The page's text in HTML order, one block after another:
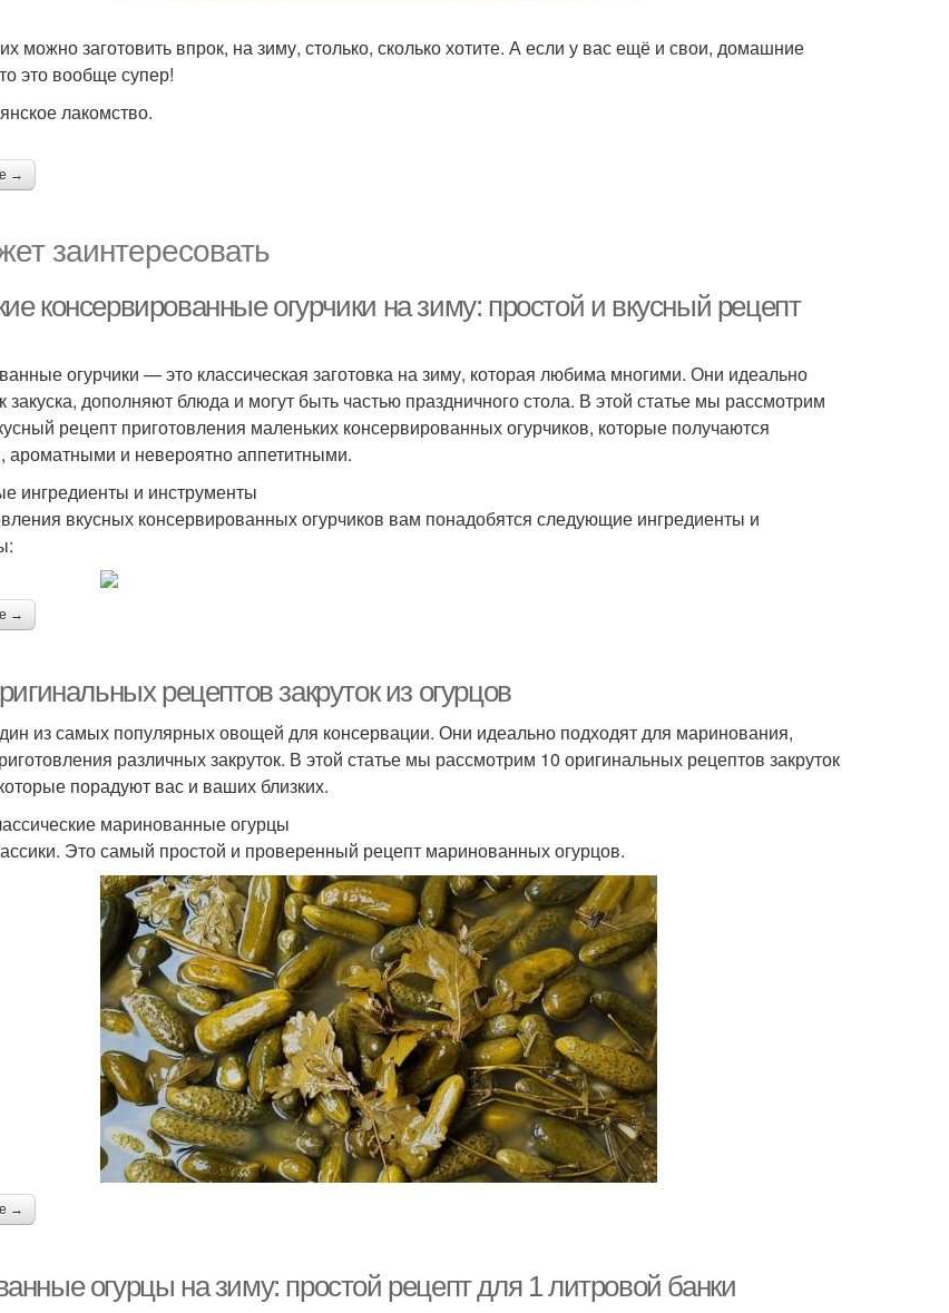
можно заготовить впрок, на зиму, столько, сколько хотите. А если у вас ещё и свои, домашние
это вообще супер!
лакомство.
→
заинтересовать
консервированные огурчики на зиму: простой и вкусный рецепт
огурчики — это классическая заготовка на зиму, которая любима многими. Они идеально
закуска, дополняют блюда и могут быть частью праздничного стола. В этой статье мы рассмотрим
рецепт приготовления маленьких консервированных огурчиков, которые получаются
ароматными и невероятно аппетитными.
ингредиенты и инструменты
вкусных консервированных огурчиков вам понадобятся следующие ингредиенты и
→
рецептов закруток из огурцов
из самых популярных овощей для консервации. Они идеально подходят для маринования,
различных закруток. В этой статье мы рассмотрим 10 оригинальных рецептов закруток
порадуют вас и ваших близких.
маринованные огурцы
Это самый простой и проверенный рецепт маринованных огурцов.
→
огурцы на зиму: простой рецепт для 1 литровой банки